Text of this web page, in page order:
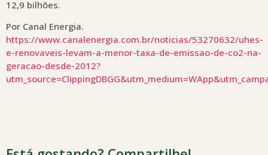
12,9 bilhões.
Por Canal Energia.
https://www.canalenergia.com.br/noticias/53270632/uhes-
e-renovaveis-levam-a-menor-taxa-de-emissao-de-co2-na-
geracao-desde-2012?